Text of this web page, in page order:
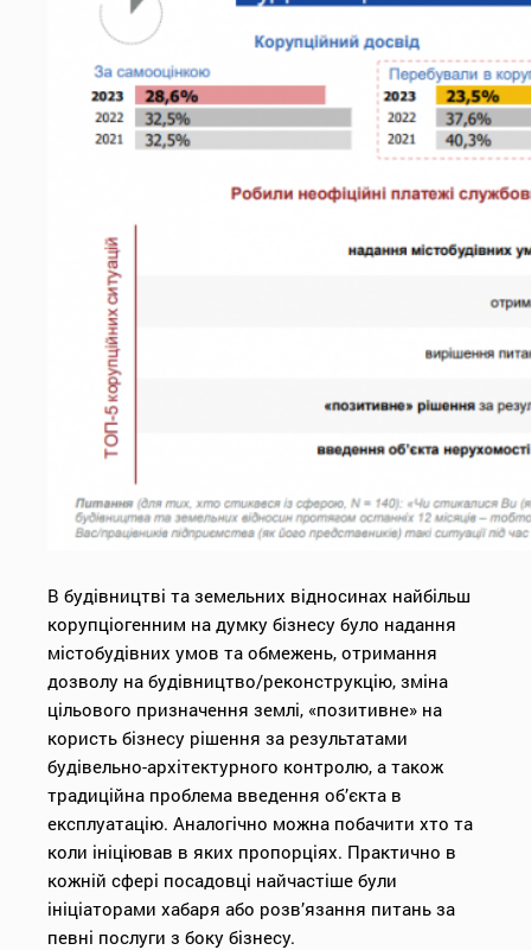
В будівництві та земельних відносинах найбільш
корупціогенним на думку бізнесу було надання
містобудівних умов та обмежень, отримання
дозволу на будівництво/реконструкцію, зміна
цільового призначення землі, «позитивне» на
користь бізнесу рішення за результатами
будівельно-архітектурного контролю, а також
традиційна проблема введення об’єкта в
експлуатацію. Аналогічно можна побачити хто та
коли ініціював в яких пропорціях. Практично в
кожній сфері посадовці найчастіше були
ініціаторами хабаря або розв’язання питань за
певні послуги з боку бізнесу.